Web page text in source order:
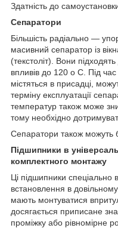
Здатність до
Сепаратори
Більшість радіально —
масивний сепаратор із
(текстоліт). Вони
впливів до 120 о С. Під
містяться в присадці,
терміну експлуатації
температур також може
тому необхідно
Сепаратори також можуть
Підшипники в
комплектного монтажу
Ці підшипники
встановлення в
мають монтуватися
досягається приписане
проміжку або рівномірне